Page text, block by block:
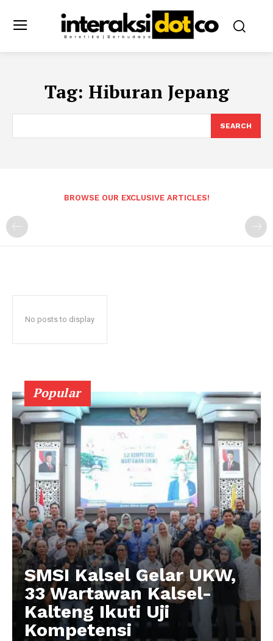
Tag: Hiburan Jepang
SEARCH
BROWSE OUR EXCLUSIVE ARTICLES!
No posts to display
Popular
SMSI Kalsel Gelar UKW,
33 Wartawan Kalsel-
Kalteng Ikuti Uji
Kompetensi